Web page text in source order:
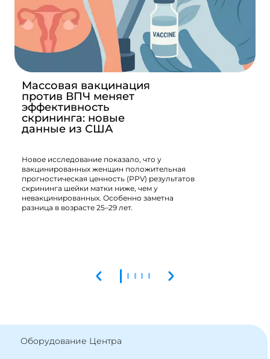
Массовая вакцинация
против ВПЧ меняет
эффективность
скрининга: новые
данные из США
Новое исследование показало, что у
вакцинированных женщин положительная
прогностическая ценность (PPV) результатов
скрининга шейки матки ниже, чем у
невакцинированных. Особенно заметна
разница в возрасте 25–29 лет.
Оборудование Центра